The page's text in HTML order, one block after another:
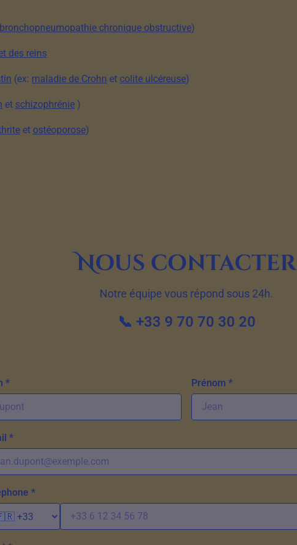
bronchopneumopathie chronique obstructive)
des reins
(ex: maladie de Crohn et colite ulcéreuse)
et schizophrénie )
et ostéoporose)
Nous contacter
Notre équipe vous répond sous 24h.
📞 +33 9 70 70 30 20
* Prénom *
*
*